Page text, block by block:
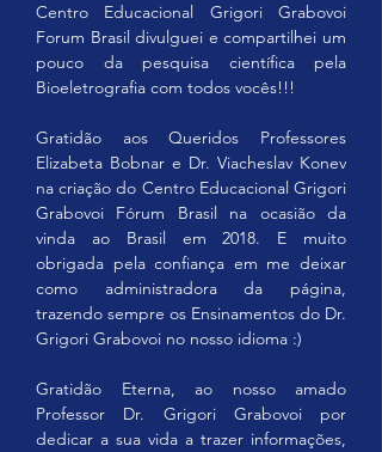
Centro Educacional Grigori Grabovoi
Forum Brasil divulguei e compartilhei um
pouco da pesquisa científica pela
Bioeletrografia com todos vocês!!!
Gratidão aos Queridos Professores
Elizabeta Bobnar e Dr. Viacheslav Konev
na criação do Centro Educacional Grigori
Grabovoi Fórum Brasil na ocasião da
vinda ao Brasil em 2018. E muito
obrigada pela confiança em me deixar
como administradora da página,
trazendo sempre os Ensinamentos do Dr.
Grigori Grabovoi no nosso idioma :)
Gratidão Eterna, ao nosso amado
Professor Dr. Grigori Grabovoi por
dedicar a sua vida a trazer informações,